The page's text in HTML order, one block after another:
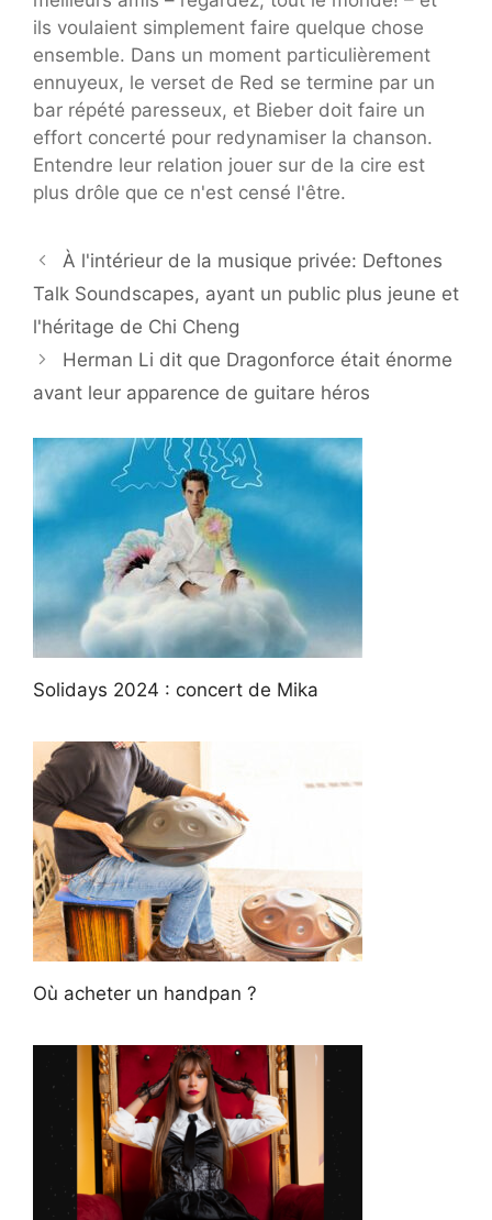
ils voulaient simplement faire quelque chose
ensemble. Dans un moment particulièrement
ennuyeux, le verset de Red se termine par un
bar répété paresseux, et Bieber doit faire un
effort concerté pour redynamiser la chanson.
Entendre leur relation jouer sur de la cire est
plus drôle que ce n'est censé l'être.
À l'intérieur de la musique privée: Deftones
Talk Soundscapes, ayant un public plus jeune et
l'héritage de Chi Cheng
Herman Li dit que Dragonforce était énorme
avant leur apparence de guitare héros
Solidays 2024 : concert de Mika
Où acheter un handpan ?